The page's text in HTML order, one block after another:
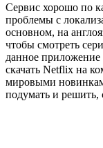
Сервис хорошо по
проблемы с
основном, на
чтобы смотреть
данное
скачать Netflix на
мировыми
подумать и решить,